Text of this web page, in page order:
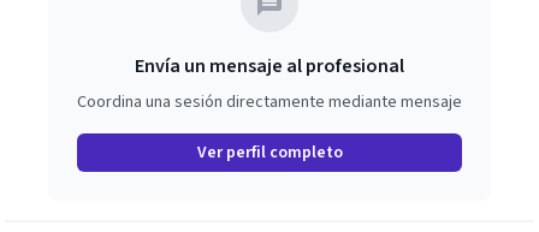
Envía un mensaje al profesional
Coordina una sesión directamente mediante mensaje
Ver perfil completo